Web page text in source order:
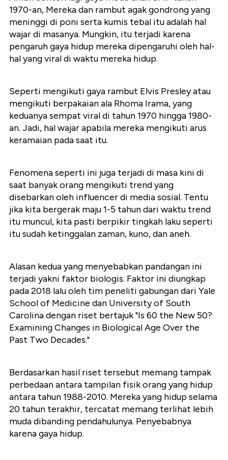
1970-an, Mereka dan rambut agak gondrong yang
meninggi di poni serta kumis tebal itu adalah hal
wajar di masanya. Mungkin, itu terjadi karena
pengaruh gaya hidup mereka dipengaruhi oleh hal-
hal yang viral di waktu mereka hidup.
Seperti mengikuti gaya rambut Elvis Presley atau
mengikuti berpakaian ala Rhoma Irama, yang
keduanya sempat viral di tahun 1970 hingga 1980-
an. Jadi, hal wajar apabila mereka mengikuti arus
keramaian pada saat itu.
Fenomena seperti ini juga terjadi di masa kini di
saat banyak orang mengikuti trend yang
disebarkan oleh influencer di media sosial. Tentu
jika kita bergerak maju 1-5 tahun dari waktu trend
itu muncul, kita pasti berpikir tingkah laku seperti
itu sudah ketinggalan zaman, kuno, dan aneh.
Alasan kedua yang menyebabkan pandangan ini
terjadi yakni faktor biologis. Faktor ini diungkap
pada 2018 lalu oleh tim peneliti gabungan dari Yale
School of Medicine dan University of South
Carolina dengan riset bertajuk "Is 60 the New 50?
Examining Changes in Biological Age Over the
Past Two Decades."
Berdasarkan hasil riset tersebut memang tampak
perbedaan antara tampilan fisik orang yang hidup
antara tahun 1988-2010. Mereka yang hidup selama
20 tahun terakhir, tercatat memang terlihat lebih
muda dibanding pendahulunya. Penyebabnya
karena gaya hidup.